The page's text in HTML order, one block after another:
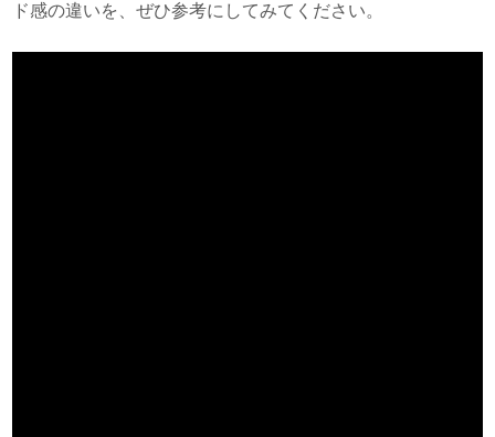
ド感の違いを、ぜひ参考にしてみてください。